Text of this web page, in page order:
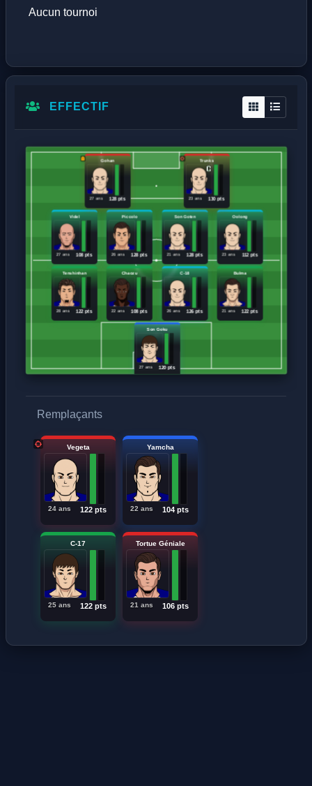
Aucun tournoi
EFFECTIF
Son Goku
120 pts
27 ans
Tenshinhan
122 pts
28 ans
Chaozu
108 pts
22 ans
C-18
126 pts
26 ans
Bulma
122 pts
21 ans
Videl
108 pts
27 ans
Piccolo
128 pts
26 ans
Son Goten
128 pts
21 ans
Oolong
112 pts
23 ans
Gohan
128 pts
27 ans
Trunks
130 pts
23 ans
Remplaçants
Vegeta
122 pts
24 ans
Yamcha
104 pts
22 ans
C-17
122 pts
25 ans
Tortue Géniale
106 pts
21 ans